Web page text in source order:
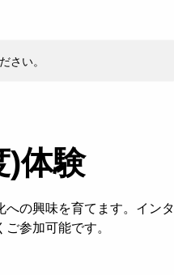
い。
)体験
への興味を育てます。インタ
参加可能です。